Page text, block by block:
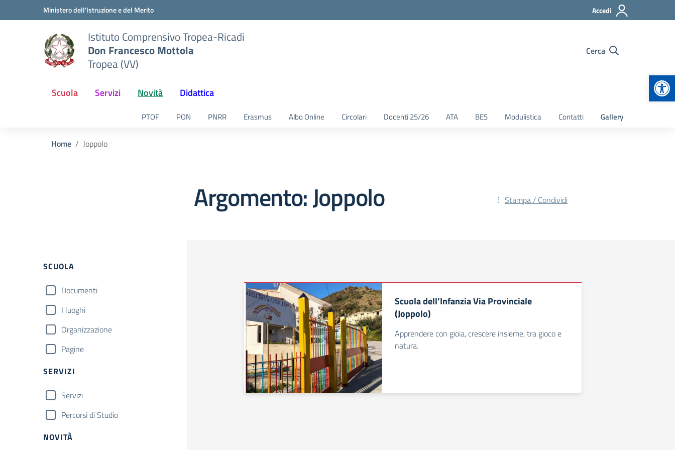
Vai ai contenuti
Vai al menu di navigazioneMinistero dell'Istruzione e del Merito Accedi
Istituto Comprensivo Tropea-Ricadi
Don Francesco Mottola
Tropea (VV)
Cerca
Scuola Servizi Novità Didattica
PTOF PON PNRR Erasmus Albo Online Circolari Docenti 25/26 ATA BES Modulistica Contatti Gallery
Home Joppolo
Argomento: Joppolo Stampa / Condividi
Filtri
SCUOLA
Documenti
I luoghi
Organizzazione
Pagine
SERVIZI
Servizi
Percorsi di Studio
NOVITÀ
Scuola dell’Infanzia Via Provinciale
(Joppolo)
Apprendere con gioia, crescere insieme, tra gioco e
natura.